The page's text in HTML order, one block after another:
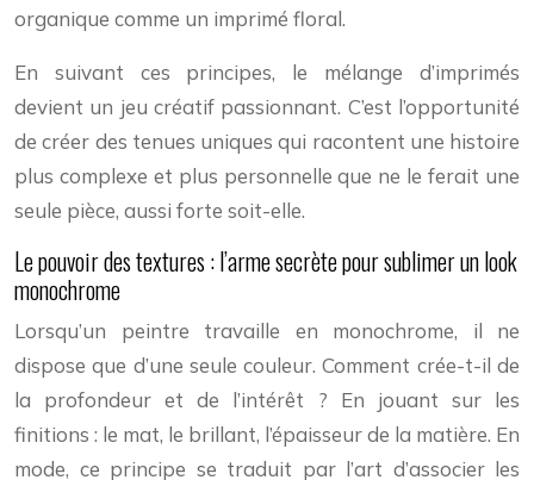
organique comme un imprimé floral.
En suivant ces principes, le mélange d’imprimés
devient un jeu créatif passionnant. C’est l’opportunité
de créer des tenues uniques qui racontent une histoire
plus complexe et plus personnelle que ne le ferait une
seule pièce, aussi forte soit-elle.
Le pouvoir des textures : l’arme secrète pour sublimer un look
monochrome
Lorsqu’un peintre travaille en monochrome, il ne
dispose que d’une seule couleur. Comment crée-t-il de
la profondeur et de l’intérêt ? En jouant sur les
finitions : le mat, le brillant, l’épaisseur de la matière. En
mode, ce principe se traduit par l’art d’associer les